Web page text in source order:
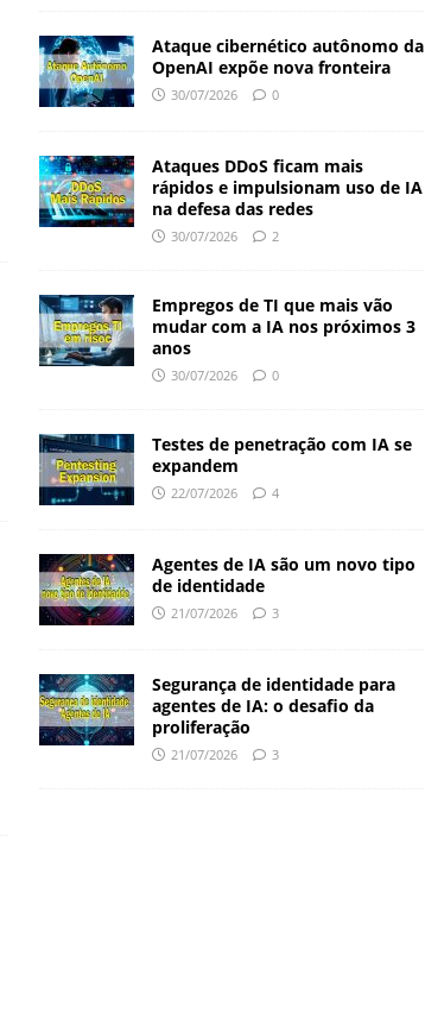
Ataque cibernético autônomo da
OpenAI expõe nova fronteira
30/07/2026 0
Ataques DDoS ficam mais
rápidos e impulsionam uso de IA
na defesa das redes
30/07/2026 2
Empregos de TI que mais vão
mudar com a IA nos próximos 3
anos
30/07/2026 0
Testes de penetração com IA se
expandem
22/07/2026 4
Agentes de IA são um novo tipo
de identidade
21/07/2026 3
Segurança de identidade para
agentes de IA: o desafio da
proliferação
21/07/2026 3